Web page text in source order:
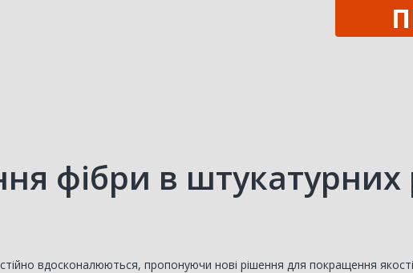
фібри в
вдосконалюються, пропонуючи нові рішення для покращення